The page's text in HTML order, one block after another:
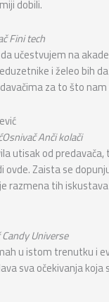
dobili.
Fini tech
učestvujem na
i želeo bih
za to što
Osnivač Anči kolači
utisak od predavača,
ovde. Zaista se
razmena tih
Universe
u istom trenutku i
sva očekivanja